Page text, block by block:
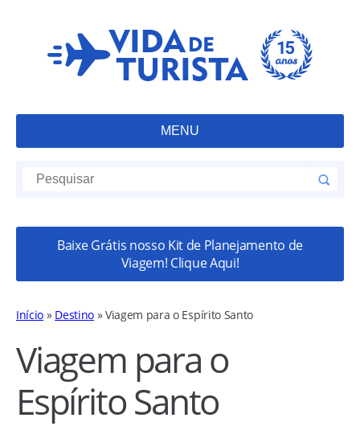
MENU
Baixe Grátis nosso Kit de Planejamento de
Viagem! Clique Aqui!
Início » Destino»Viagem para o Espírito Santo
Viagem para o
Espírito Santo